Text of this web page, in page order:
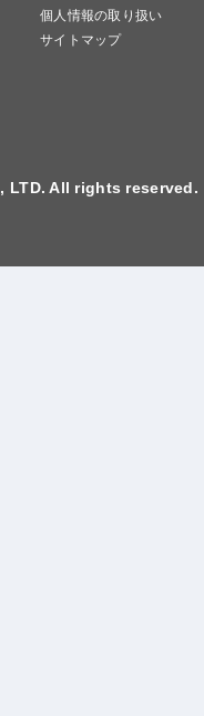
個人情報の取り扱い
サイトマップ
LTD. All rights reserved.